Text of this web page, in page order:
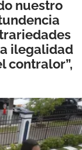
nuestro
ilegalidad
contralor”,